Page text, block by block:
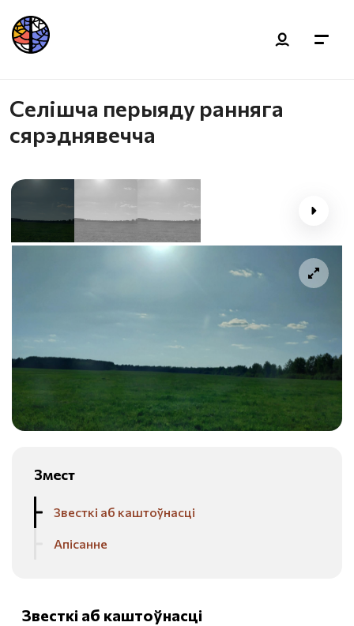
Селішча перыяду ранняга
сярэднявечча
Змест
Звесткі аб каштоўнасці
Апісанне
Звесткі аб каштоўнасці